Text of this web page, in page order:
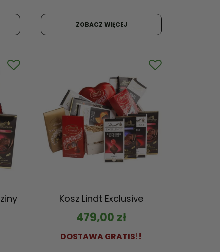
ZOBACZ WIĘCEJ
Kosz Lindt Exclusive
479,00 zł
DOSTAWA GRATIS!!